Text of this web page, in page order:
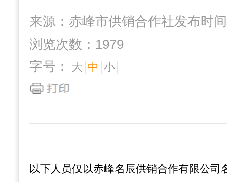
来源：赤峰市供销合作社发布时
浏览次数：1979
字号：
大 中 小
以下人员仅以赤峰名辰供销合作有限公司